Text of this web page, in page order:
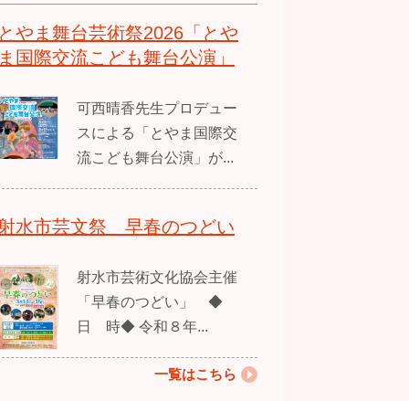
やま舞台芸術祭2026「とや
国際交流こども舞台公演」
可西晴香先生プロデュー
スによる「とやま国際交
流こども舞台公演」が...
水市芸文祭 早春のつどい
射水市芸術文化協会主催
「早春のつどい」 ◆
日 時◆ 令和８年...
一覧はこちら